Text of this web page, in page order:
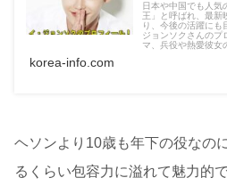
日本や中国でも人気
王」と呼ばれ、最新
り、今後の活躍にも
ジョンソクさんのプ
マ、兵役や熱愛彼女
korea-info.com
ヘソンより10歳も年下の役なの
るくらい包容力に溢れて魅力的